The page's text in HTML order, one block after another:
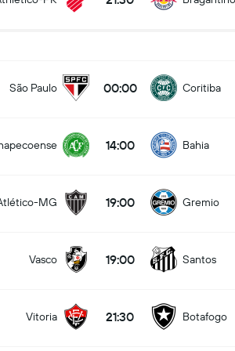
São Paulo 00:00 Coritiba
14:00 Bahia
MG 19:00 Gremio
Vasco 19:00 Santos
Vitoria 21:30 Botafogo